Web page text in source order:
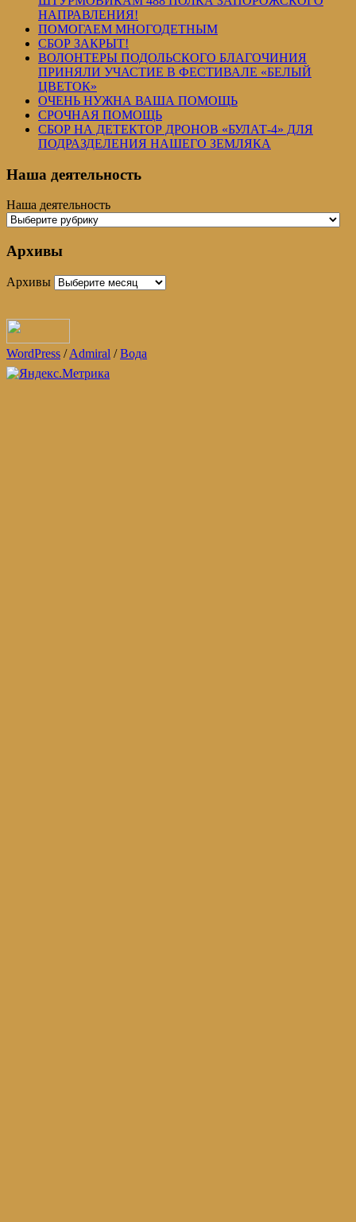
НАПРАВЛЕНИЯ!
ПОМОГАЕМ МНОГОДЕТНЫМ
СБОР ЗАКРЫТ!
ВОЛОНТЕРЫ ПОДОЛЬСКОГО БЛАГОЧИНИЯ
ПРИНЯЛИ УЧАСТИЕ В ФЕСТИВАЛЕ «БЕЛЫЙ
ЦВЕТОК»
ОЧЕНЬ НУЖНА ВАША ПОМОЩЬ
СРОЧНАЯ ПОМОЩЬ
СБОР НА ДЕТЕКТОР ДРОНОВ «БУЛАТ-4» ДЛЯ
ПОДРАЗДЕЛЕНИЯ НАШЕГО ЗЕМЛЯКА
Наша деятельность
Наша деятельность
Архивы
Архивы
WordPress /Admiral /Вода